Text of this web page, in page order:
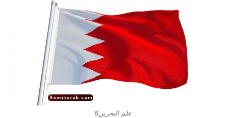
علم البحرين6